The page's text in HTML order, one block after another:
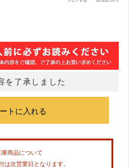
を了承しました
庫商品について
は次営業日となります。